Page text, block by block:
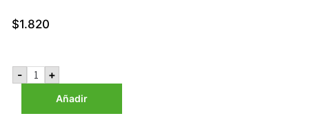
$1.820
- Caja
Cuadrada
Kendyfresh
0,85
+
Añadir